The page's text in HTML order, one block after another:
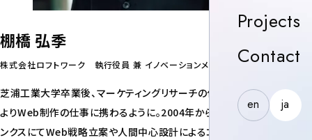
Projects
Contact
en ja
棚橋 弘季
株式会社ロフトワーク 執行役員 兼 イノベーションメーカー
芝浦工業大学卒業後、マーケティングリサーチの仕事を経て、1999年頃
よりWeb制作の仕事に携わるように。2004年からは株式会社ミツエーリ
ンクスにてWeb戦略立案や人間中心設計によるコンサルティング業務に